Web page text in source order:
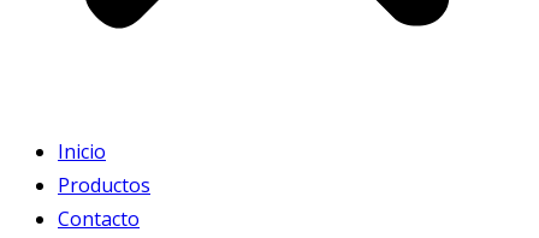
Inicio
Productos
Contacto